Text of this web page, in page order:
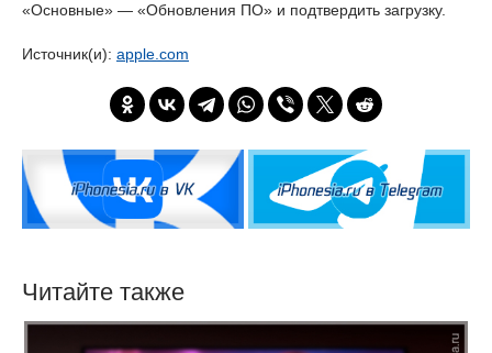
«Основные» — «Обновления ПО» и подтвердить загрузку.
Источник(и): apple.com
Читайте также